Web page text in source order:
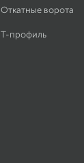
Откатные ворота
Т-профиль